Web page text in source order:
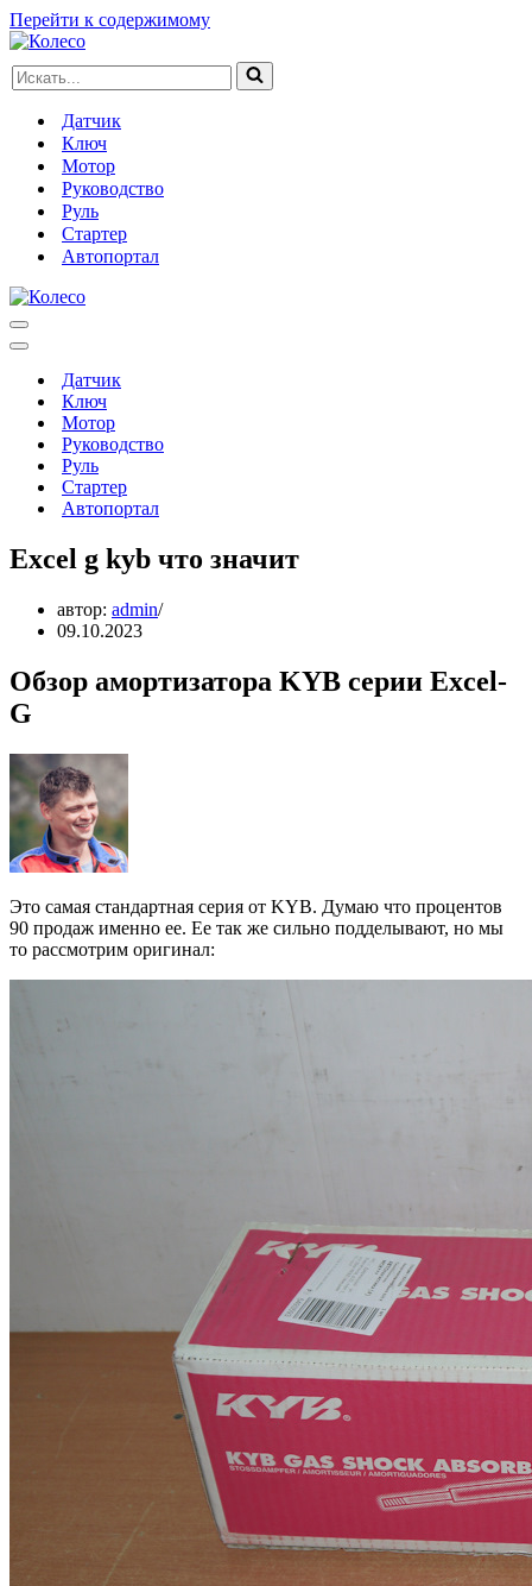
Перейти к содержимому
Искать...
Датчик
Ключ
Мотор
Руководство
Руль
Стартер
Автопортал
Меню
навигации
Меню
навигацииДатчик
Ключ
Мотор
Руководство
Руль
Стартер
Автопортал
Excel g kyb что значит
автор: admin
09.10.2023
Обзор амортизатора KYB серии Excel-
G
Это самая стандартная серия от KYB. Думаю что процентов
90 продаж именно ее. Ее так же сильно подделывают, но мы
то рассмотрим оригинал: